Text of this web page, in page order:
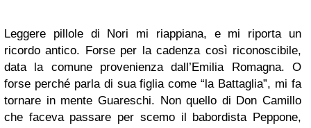
Leggere pillole di Nori mi riappiana, e mi riporta un
ricordo antico. Forse per la cadenza così riconoscibile,
data la comune provenienza dall’Emilia Romagna. O
forse perché parla di sua figlia come “la Battaglia”, mi fa
tornare in mente Guareschi. Non quello di Don Camillo
che faceva passare per scemo il babordista Peppone,